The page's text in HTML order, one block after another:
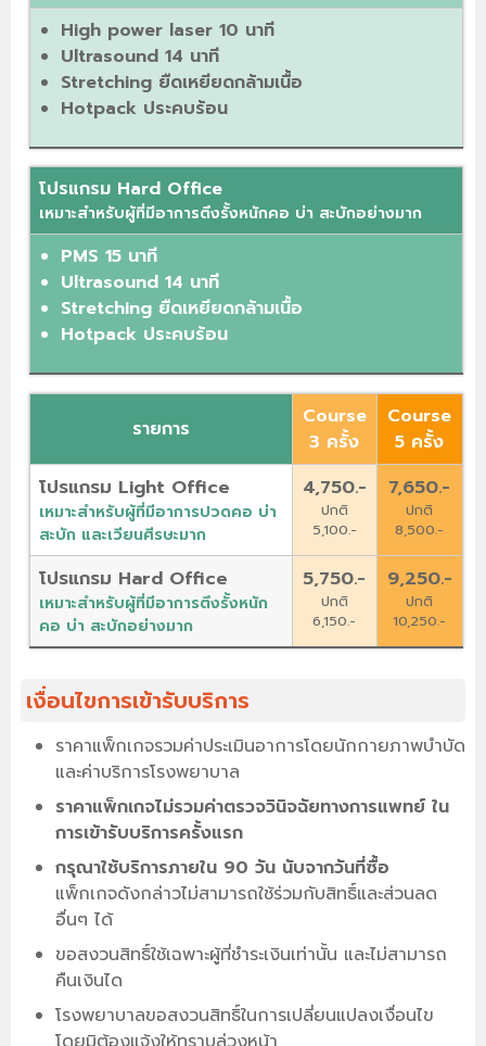
High power laser 10 นาที
Ultrasound 14 นาที
Stretching ยืดเหยียดกล้ามเนื้อ
Hotpack ประคบร้อน
โปรแกรม Hard Office
เหมาะสำหรับผู้ที่มีอาการตึงรั้งหนักคอ บ่า สะบักอย่างมาก
PMS 15 นาที
Ultrasound 14 นาที
Stretching ยืดเหยียดกล้ามเนื้อ
Hotpack ประคบร้อน
รายการ
Course
3 ครั้ง
Course
5 ครั้ง
โปรแกรม Light Office
เหมาะสำหรับผู้ที่มีอาการปวดคอ บ่า
สะบัก และเวียนศีรษะมาก
4,750.-
ปกติ
5,100.-
7,650.-
ปกติ
8,500.-
โปรแกรม Hard Office
เหมาะสำหรับผู้ที่มีอาการตึงรั้งหนัก
คอ บ่า สะบักอย่างมาก
5,750.-
ปกติ
6,150.-
9,250.-
ปกติ
10,250.-
เงื่อนไขการเข้ารับบริการ
ราคาแพ็กเกจรวมค่าประเมินอาการโดยนักกายภาพบำบัด
และค่าบริการโรงพยาบาล
ราคาแพ็กเกจไม่รวมค่าตรวจวินิจฉัยทางการแพทย์ ใน
การเข้ารับบริการครั้งแรก
กรุณาใช้บริการภายใน 90 วัน นับจากวันที่ซื้อ
แพ็กเกจดังกล่าวไม่สามารถใช้ร่วมกับสิทธิ์และส่วนลด
อื่นๆ ได้
ขอสงวนสิทธิ์ใช้เฉพาะผู้ที่ชำระเงินเท่านั้น และไม่สามารถ
คืนเงินได
โรงพยาบาลขอสงวนสิทธิ์ในการเปลี่ยนแปลงเงื่อนไข